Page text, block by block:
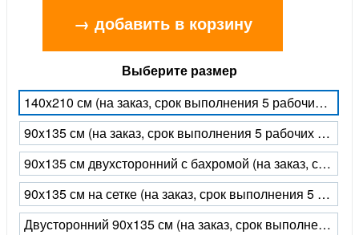
→ добавить в корзину
Выберите размер
140x210 см (на заказ, срок выполнения 5 рабочих дней)
90x135 см (на заказ, срок выполнения 5 рабочих дней)
90х135 см двухсторонний с бахромой (на заказ, срок выполнения 5 рабочих дней)
90х135 см на сетке (на заказ, срок выполнения 5 рабочих дней)
Двусторонний 90x135 см (на заказ, срок выполнения 5 рабочих дней)